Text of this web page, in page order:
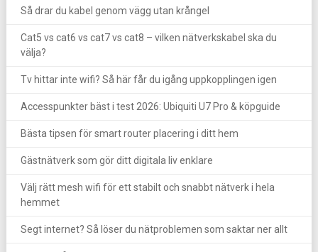
Så drar du kabel genom vägg utan krångel
Cat5 vs cat6 vs cat7 vs cat8 – vilken nätverkskabel ska du
välja?
Tv hittar inte wifi? Så här får du igång uppkopplingen igen
Accesspunkter bäst i test 2026: Ubiquiti U7 Pro & köpguide
Bästa tipsen för smart router placering i ditt hem
Gästnätverk som gör ditt digitala liv enklare
Välj rätt mesh wifi för ett stabilt och snabbt nätverk i hela
hemmet
Segt internet? Så löser du nätproblemen som saktar ner allt